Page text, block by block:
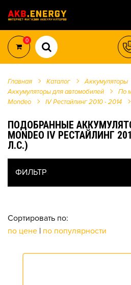
0
Главная Каталог
Аккумуляторы
Аккумуляторы для автомобилей
По
Mondeo
IV Рестайлинг 2010 - 2014
ПОДОБРАННЫЕ
MONDEO IV РЕСТАЙЛИНГ
Л.С.)
ФИЛЬТР
Сортировать по:
по цене | по популярности